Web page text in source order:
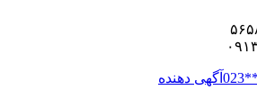
آگهی دهنده